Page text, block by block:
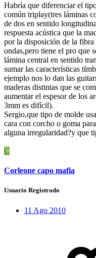
Habría que diferenciar el
común triplay(tres láminas
de dos en sentido
respuesta acústica que la
por la disposición de la
ondas,pero tiene el pro que
lámina central en sentido
sumar las características
ejemplo nos lo dan las
maderas distintas que se
aumentar el espesor de los
3mm es difícil).
Sergio,que tipo de molde
cara con corcho o goma
alguna irregularidad?y que
C
Corleone capo mafia
Usuario Registrado
11 Ago 2010